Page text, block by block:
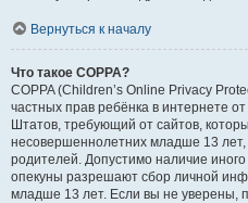
Вернуться к началу
Что такое COPPA?
COPPA (Children’s Online Privacy
частных прав ребёнка в интернете
Штатов, требующий от сайтов,
несовершеннолетних младше 13 лет,
родителей. Допустимо наличие
опекуны разрешают сбор личной
младше 13 лет. Если вы не уверены,